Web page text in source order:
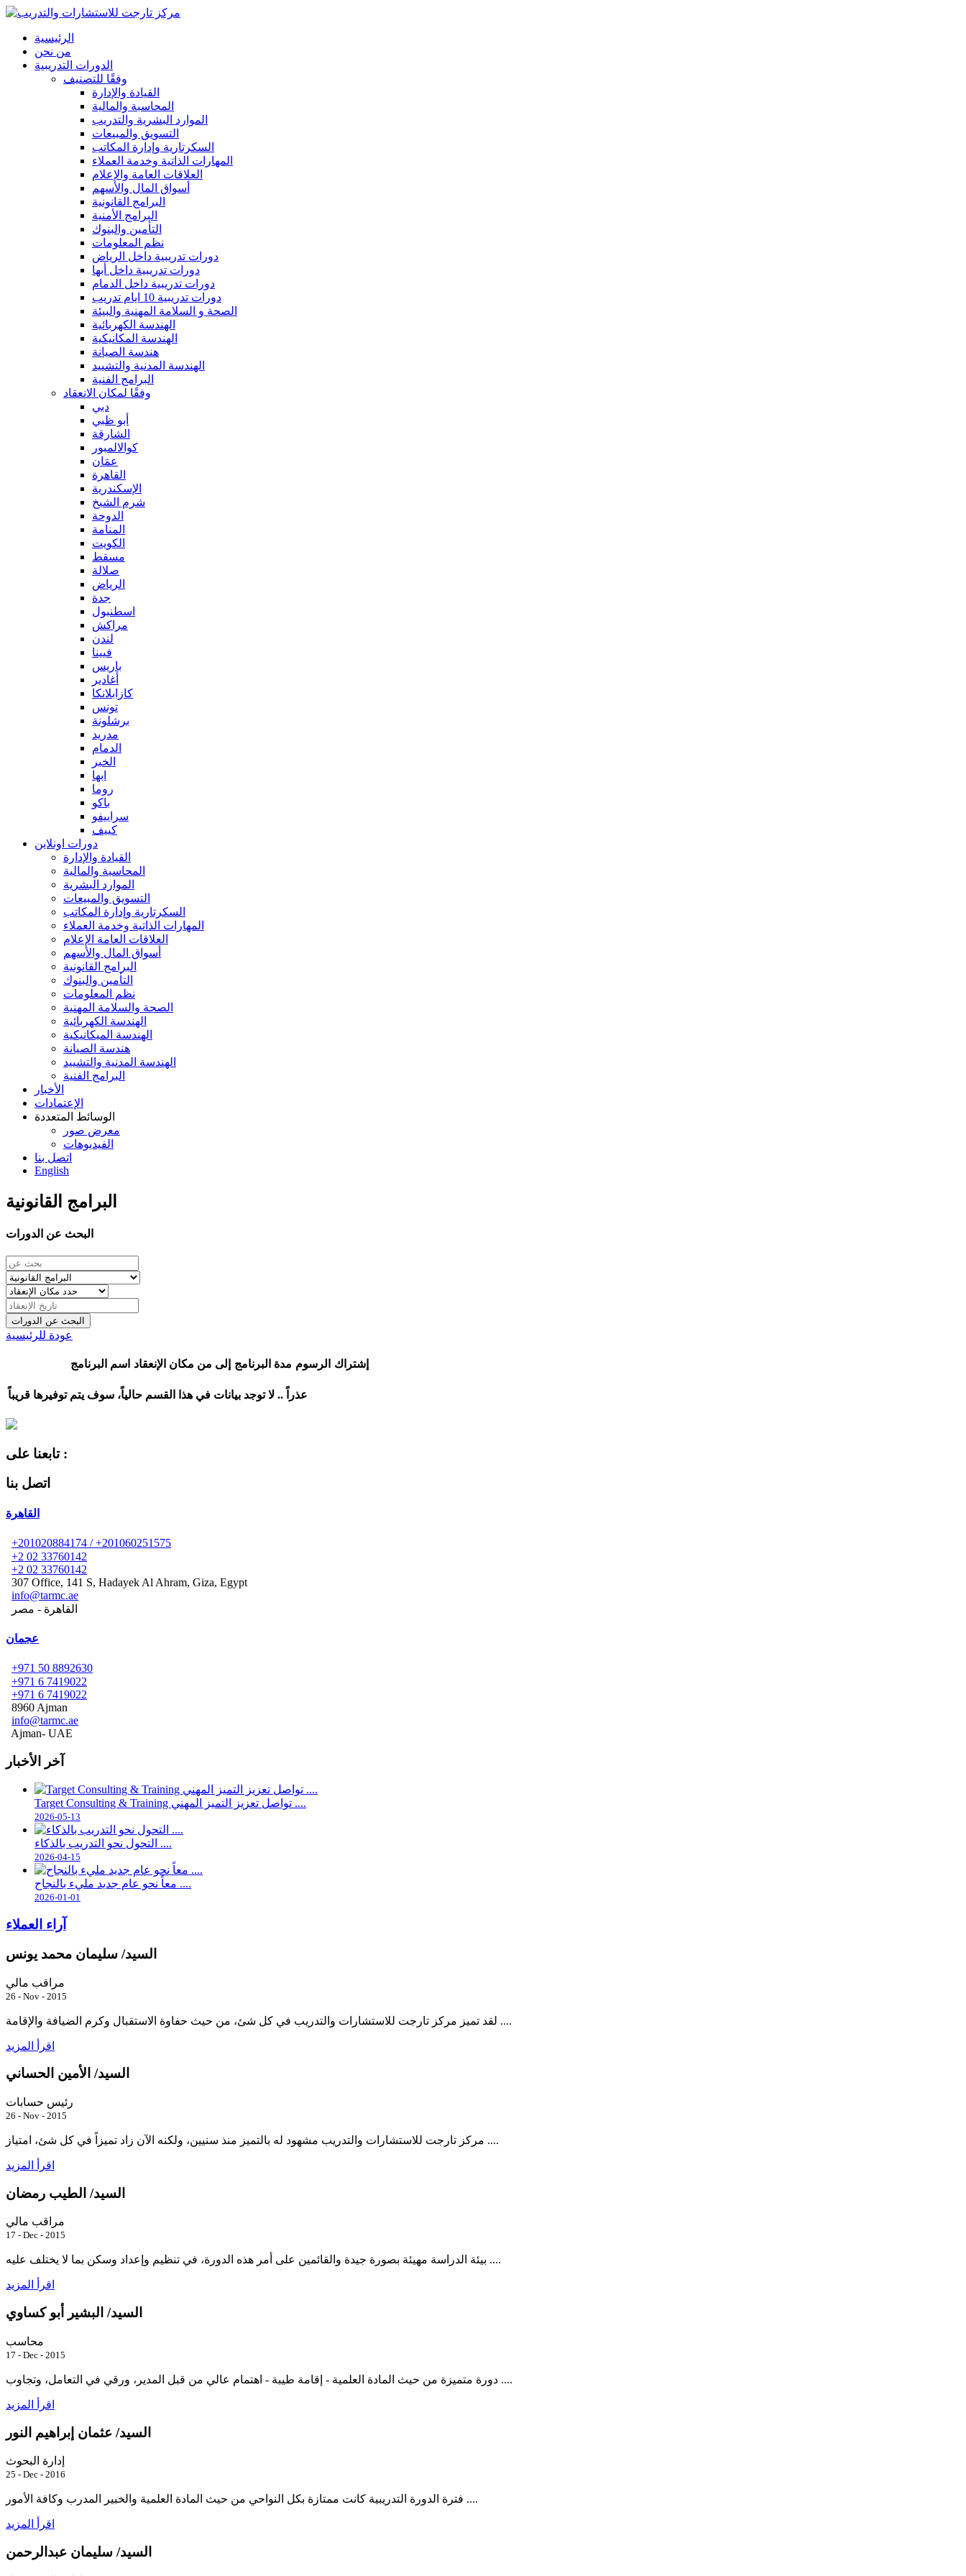
الرئيسية
من نحن
الدورات التدريبية
وفقًا للتصنيف
القيادة والإدارة
المحاسبة والمالية
الموارد البشرية والتدريب
التسويق والمبيعات
السكرتارية وإدارة المكاتب
المهارات الذاتية وخدمة العملاء
العلاقات العامة والإعلام
أسواق المال والأسهم
البرامج القانونية
البرامج الأمنية
التأمين والبنوك
نظم المعلومات
دورات تدريبية داخل الرياض
دورات تدريبية داخل أبها
دورات تدريبية داخل الدمام
دورات تدريبية 10 ايام تدريب
الصحة و السلامة المهنية والبيئة
الهندسة الكهربائية
الهندسة المكانيكية
هندسة الصيانة
الهندسة المدنية والتشييد
البرامج الفنية
وفقًا لمكان الانعقاد
دبي
أبو ظبي
الشارقة
كوالالمبور
عمَان
القاهرة
الإسكندرية
شرم الشيخ
الدوحة
المنامة
الكويت
مسقط
صلالة
الرياض
جدة
اسطنبول
مراكش
لندن
فيينا
باريس
أغادير
كازابلانكا
تونس
برشلونة
مدريد
الدمام
الخبر
ابها
روما
باكو
سراييفو
كييف
دورات اونلاين
القيادة والإدارة
المحاسبة والمالية
الموارد البشرية
التسويق والمبيعات
السكرتارية وإدارة المكاتب
المهارات الذاتية وخدمة العملاء
العلاقات العامة الإعلام
أسواق المال والأسهم
البرامج القانونية
التأمين والبنوك
نظم المعلومات
الصحة والسلامة المهنية
الهندسة الكهربائية
الهندسة الميكانيكية
هندسة الصيانة
الهندسة المدنية والتشييد
البرامج الفنية
الأخبار
الإعتمادات
الوسائط المتعددة
معرض صور
الفيديوهات
اتصل بنا
English
البرامج القانونية
البحث عن الدورات
عودة للرئيسية
اسم البرنامج مكان الإنعقاد من إلى مدة البرنامج الرسوم إشتراك
عذراً .. لا توجد بيانات في هذا القسم حالياً، سوف يتم توفيرها قريباً
تابعنا على :
اتصل بنا
القاهرة
+201020884174 / +201060251575
+2 02 33760142
+2 02 33760142
307 Office, 141 S, Hadayek Al Ahram, Giza, Egypt
info@tarmc.ae
القاهرة - مصر
عجمان
+971 50 8892630
+971 6 7419022
+971 6 7419022
8960 Ajman
info@tarmc.ae
Ajman- UAE
آخر الأخبار
Target Consulting & Training تواصل تعزيز التميز المهني ....
2026-05-13
التحول نحو التدريب بالذكاء ....
2026-04-15
معاً نحو عام جديد مليء بالنجاح ....
2026-01-01
آراء العملاء
السيد/ سليمان محمد يونس
مراقب مالي
26 - Nov - 2015
لقد تميز مركز تارجت للاستشارات والتدريب في كل شئ، من حيث حفاوة الاستقبال وكرم الضيافة والإقامة ....
اقرأ المزيد
السيد/ الأمين الحساني
رئيس حسابات
26 - Nov - 2015
مركز تارجت للاستشارات والتدريب مشهود له بالتميز منذ سنيين، ولكنه الآن زاد تميزاً في كل شئ، امتياز ....
اقرأ المزيد
السيد/ الطيب رمضان
مراقب مالي
17 - Dec - 2015
بيئة الدراسة مهيئة بصورة جيدة والقائمين على أمر هذه الدورة، في تنظيم وإعداد وسكن بما لا يختلف عليه ....
اقرأ المزيد
السيد/ البشير أبو كساوي
محاسب
17 - Dec - 2015
دورة متميزة من حيث المادة العلمية - إقامة طيبة - اهتمام عالي من قبل المدير، ورقي في التعامل، وتجاوب ....
اقرأ المزيد
السيد/ عثمان إبراهيم النور
إدارة البحوث
25 - Dec - 2016
فترة الدورة التدريبية كانت ممتازة بكل النواحي من حيث المادة العلمية والخبير المدرب وكافة الأمور ....
اقرأ المزيد
السيد/ سليمان عبدالرحمن